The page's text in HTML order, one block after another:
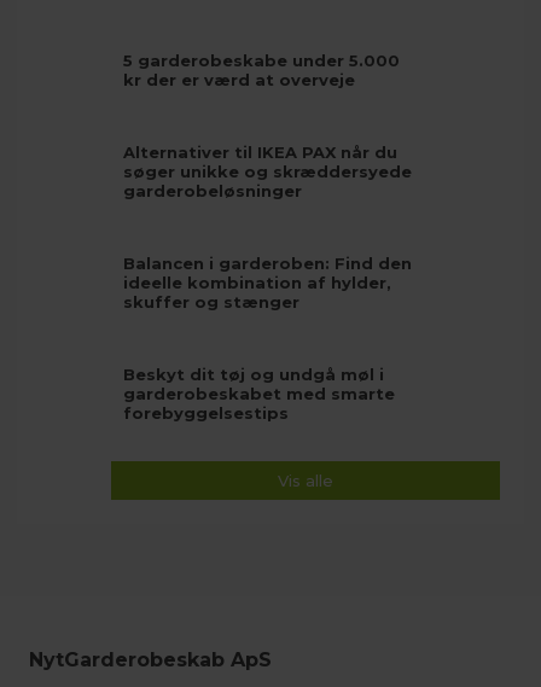
5 garderobeskabe under 5.000
kr der er værd at overveje
Alternativer til IKEA PAX når du
søger unikke og skræddersyede
garderobeløsninger
Balancen i garderoben: Find den
ideelle kombination af hylder,
skuffer og stænger
Beskyt dit tøj og undgå møl i
garderobeskabet med smarte
forebyggelsestips
Vis alle
NytGarderobeskab ApS